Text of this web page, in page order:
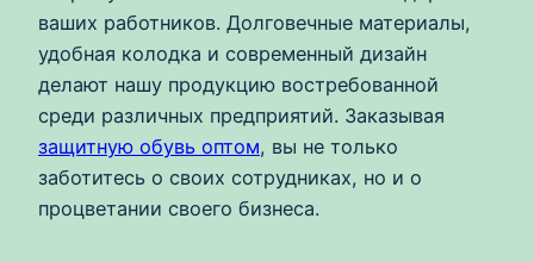
ваших работников. Долговечные материалы,
удобная колодка и современный дизайн
делают нашу продукцию востребованной
среди различных предприятий. Заказывая
защитную обувь оптом, вы не только
заботитесь о своих сотрудниках, но и о
процветании своего бизнеса.